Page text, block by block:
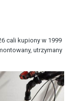
cali kupiony w 1999
utrzymany